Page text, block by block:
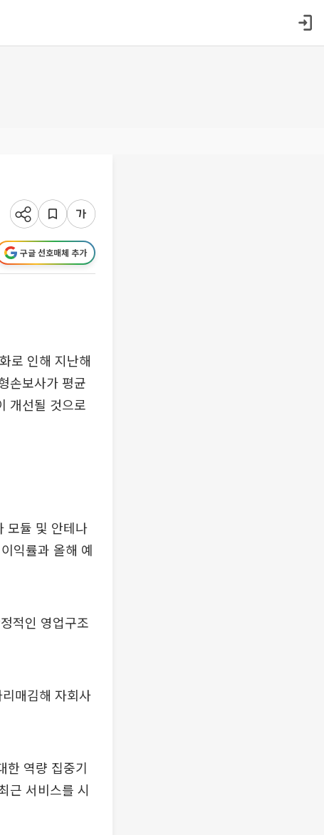
구글 선호매체 추가
로 인해 지난해
손보사가 평균
개선될 것으로
모듈 및 안테나
익률과 올해 예
적인 영업구조
매김해 자회사
한 역량 집중기
근 서비스를 시